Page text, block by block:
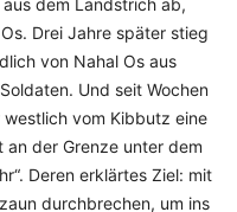
Drei Jahre später stieg
von Nahal Os aus
Und seit Wochen
vom Kibbutz eine
der Grenze unter dem
Deren erklärtes Ziel: mit
durchbrechen, um ins